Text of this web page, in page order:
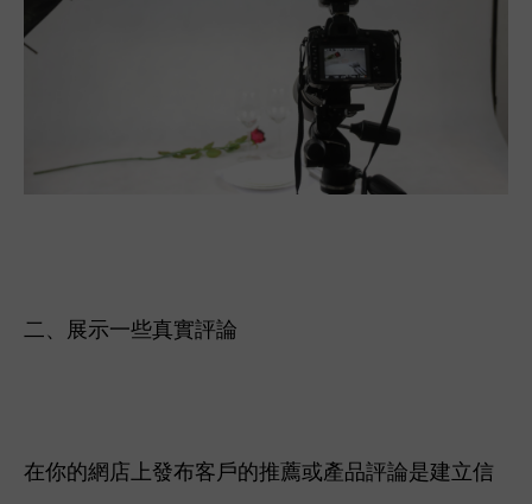
二、展示一些真實評論
在你的網店上發布客戶的推薦或產品評論是建立信